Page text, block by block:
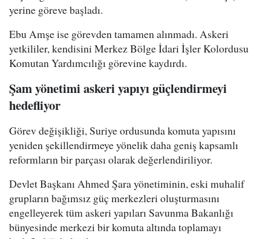
yerine göreve başladı.
Ebu Amşe ise görevden tamamen alınmadı. Askeri
yetkililer, kendisini Merkez Bölge İdari İşler Kolordusu
Komutan Yardımcılığı görevine kaydırdı.
Şam yönetimi askeri yapıyı güçlendirmeyi
hedefliyor
Görev değişikliği, Suriye ordusunda komuta yapısını
yeniden şekillendirmeye yönelik daha geniş kapsamlı
reformların bir parçası olarak değerlendiriliyor.
Devlet Başkanı Ahmed Şara yönetiminin, eski muhalif
grupların bağımsız güç merkezleri oluşturmasını
engelleyerek tüm askeri yapıları Savunma Bakanlığı
bünyesinde merkezi bir komuta altında toplamayı